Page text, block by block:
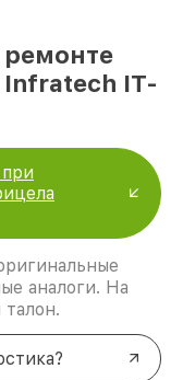
Infratech IT-
аналоги. На